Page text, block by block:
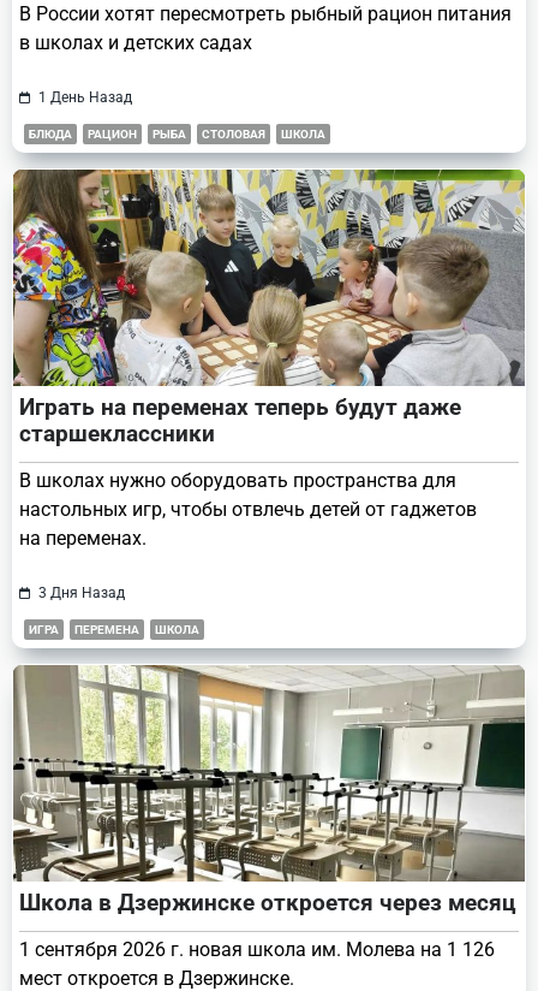
В России хотят пересмотреть рыбный рацион питания
в школах и детских садах
1 День Назад
БЛЮДА РАЦИОН РЫБА СТОЛОВАЯ ШКОЛА
Играть на переменах теперь будут даже
старшеклассники
В школах нужно оборудовать пространства для
настольных игр, чтобы отвлечь детей от гаджетов
на переменах.
3 Дня Назад
ИГРА ПЕРЕМЕНА ШКОЛА
Школа в Дзержинске откроется через месяц
1 сентября 2026 г. новая школа им. Молева на 1 126
мест откроется в Дзержинске.